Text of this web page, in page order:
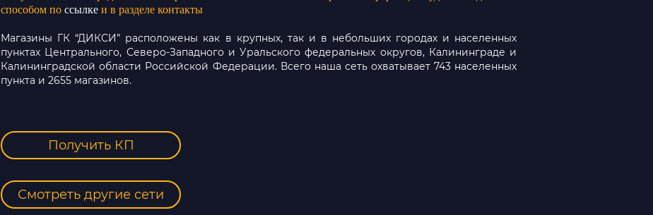
способом по ссылке и в разделе контакты
Магазины ГК “ДИКСИ” расположены как в крупных, так и в небольших городах и населенных
пунктах Центрального, Северо-Западного и Уральского федеральных округов, Калининграде и
Калининградской области Российской Федерации. Всего наша сеть охватывает 743 населенных
пункта и 2655 магазинов.
Получить КП
Смотреть другие сети